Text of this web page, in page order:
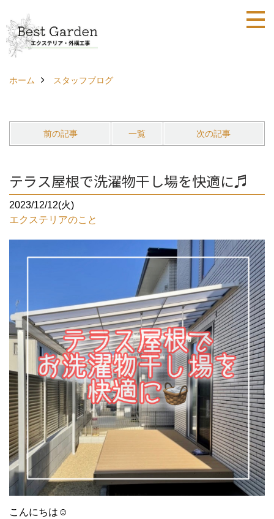
ホーム スタッフブログ
前の記事 一覧 次の記事
テラス屋根で洗濯物干し場を快適に♬
2023/12/12(火)
エクステリアのこと
こんにちは ☺︎